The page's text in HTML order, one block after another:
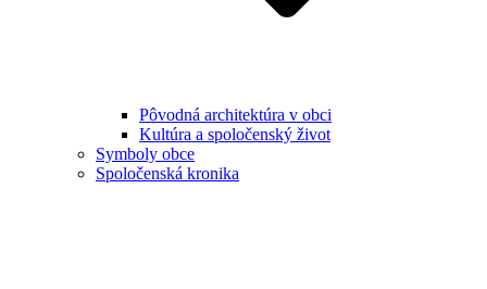
Pôvodná architektúra v obci
Kultúra a spoločenský život
Symboly obce
Spoločenská kronika